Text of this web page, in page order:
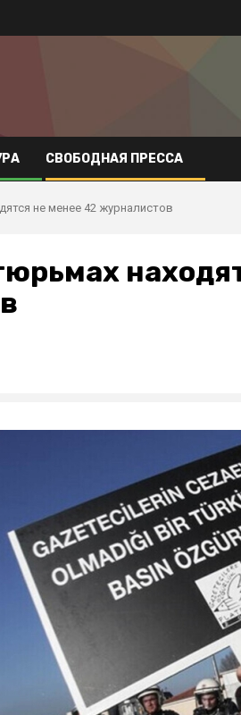
СВОБОДНАЯ ПРЕССА
не менее 42 журналистов